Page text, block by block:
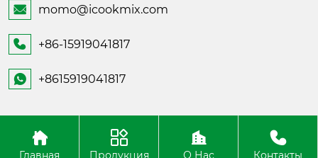
 momo@icookmix.com
 +86-15919041817
 +8615919041817
Copyright ©Foshan Shunde Fusheng Electronic
Technology
Главная Продукция О Нас Контакты